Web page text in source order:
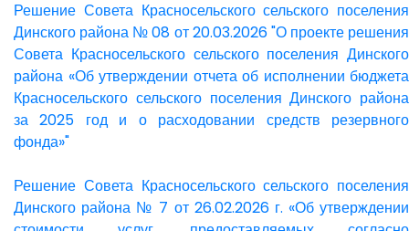
Решение Совета Красносельского сельского поселения
Динского района № 08 от 20.03.2026 "О проекте решения
Совета Красносельского сельского поселения Динского
района «Об утверждении отчета об исполнении бюджета
Красносельского сельского поселения Динского района
за 2025 год и о расходовании средств резервного
фонда»"
Решение Совета Красносельского сельского поселения
Динского района № 7 от 26.02.2026 г. «Об утверждении